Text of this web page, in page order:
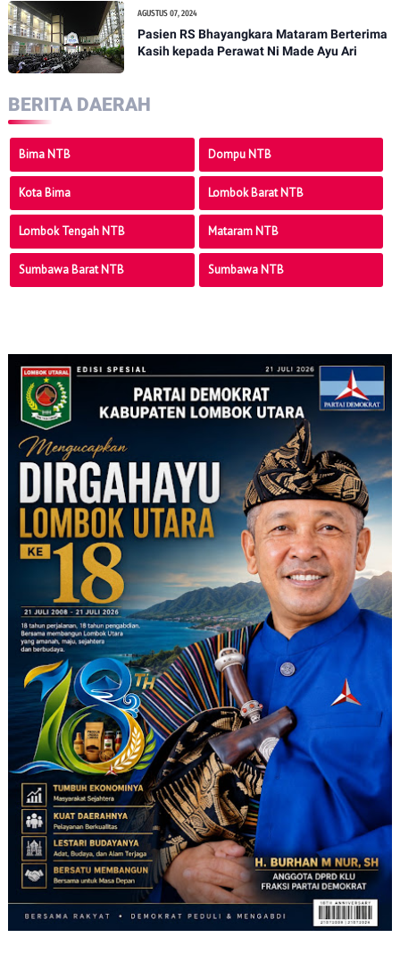
AGUSTUS 07, 2024
Pasien RS Bhayangkara Mataram Berterima
Kasih kepada Perawat Ni Made Ayu Ari
BERITA DAERAH
Bima NTB Dompu NTB
Kota Bima Lombok Barat NTB
Lombok Tengah NTB Mataram NTB
Sumbawa Barat NTB Sumbawa NTB